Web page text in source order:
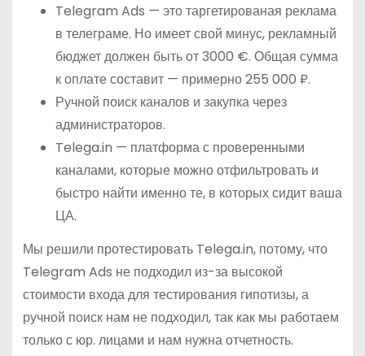
Telegram Ads — это таргетированая реклама
в телеграме. Но имеет свой минус, рекламный
бюджет должен быть от 3000 €. Общая сумма
к оплате составит — примерно 255 000 ₽.
Ручной поиск каналов и закупка через
администраторов.
Telega.in — платформа с проверенными
каналами, которые можно отфильтровать и
быстро найти именно те, в которых сидит ваша
ЦА.
Мы решили протестировать Telega.in, потому, что
Telegram Ads не подходил из-за высокой
стоимости входа для тестирования гипотизы, а
ручной поиск нам не подходил, так как мы работаем
только с юр. лицами и нам нужна отчетность.